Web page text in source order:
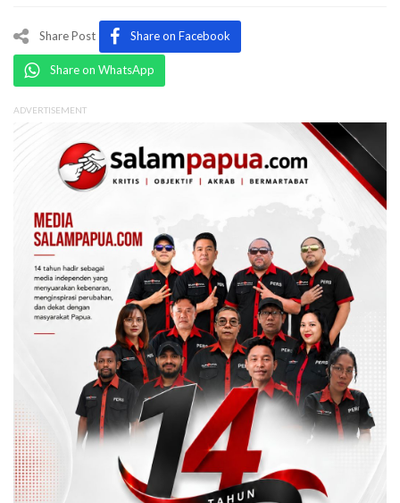
Share Post Share on Facebook
Share on WhatsApp
ADVERTISEMENT